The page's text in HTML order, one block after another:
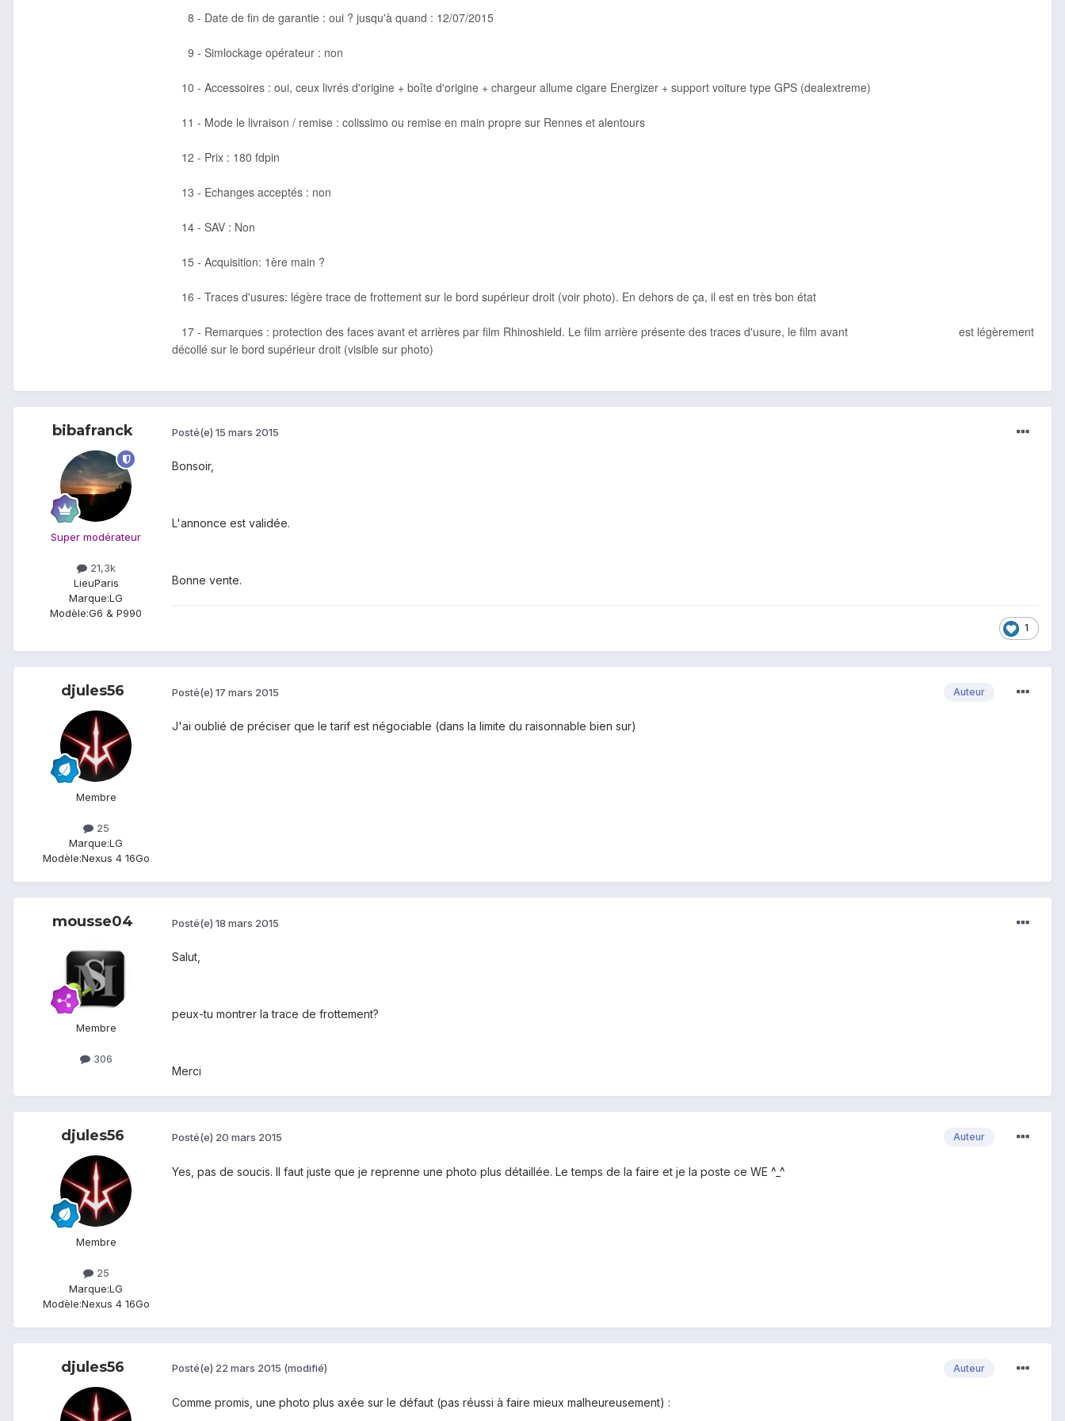
8 - Date de fin de garantie : oui ? jusqu'à quand : 12/07/2015
9 - Simlockage opérateur : non
10 - Accessoires : oui, ceux livrés d'origine + boîte d'origine + chargeur allume cigare Energizer + support voiture type GPS (dealextreme)
11 - Mode le livraison / remise : colissimo ou remise en main propre sur Rennes et alentours
12 - Prix : 180 fdpin
13 - Echanges acceptés : non
14 - SAV : Non
15 - Acquisition: 1ère main ?
16 - Traces d'usures: légère trace de frottement sur le bord supérieur droit (voir photo). En dehors de ça, il est en très bon état
17 - Remarques : protection des faces avant et arrières par film Rhinoshield. Le film arrière présente des traces d'usure, le film avant est légèrement
décollé sur le bord supérieur droit (visible sur photo)
bibafranck
Super modérateur
21,3k
LieuParis
Marque:LG
Modèle:G6 & P990
Posté(e) 15 mars 2015
Bonsoir,
L'annonce est validée.
Bonne vente.
1
djules56
Membre
25
Marque:LG
Modèle:Nexus 4 16Go
Auteur
Posté(e) 17 mars 2015
J'ai oublié de préciser que le tarif est négociable (dans la limite du raisonnable bien sur)
mousse04
Membre
306
Posté(e) 18 mars 2015
Salut,
peux-tu montrer la trace de frottement?
Merci
djules56
Membre
25
Marque:LG
Modèle:Nexus 4 16Go
Auteur
Posté(e) 20 mars 2015
Yes, pas de soucis. Il faut juste que je reprenne une photo plus détaillée. Le temps de la faire et je la poste ce WE ^_^
djules56 Auteur
Posté(e) 22 mars 2015 (modifié)
Comme promis, une photo plus axée sur le défaut (pas réussi à faire mieux malheureusement) :